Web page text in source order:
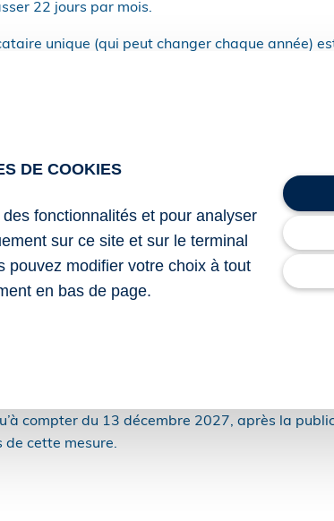
22 jours par mois.
unique (qui peut changer chaque année)
cas, être ouverte aux deux parents afin de
les conditions requises, notamment
du complément de libre choix du mode de
deux parents de s’organiser plus
compter du 13 décembre 2027, après la
de cette mesure.
DE COOKIES
fonctionnalités et pour analyser
sur ce site et sur le terminal
pouvez modifier votre choix à tout
en bas de page.